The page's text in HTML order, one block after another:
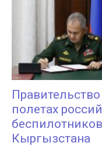
полетах
Кыргызстана